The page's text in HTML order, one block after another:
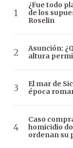
¿Fue todo
de los
Roselin
Asunción:
altura
El mar de
época
Caso
homicidio
ordenan su